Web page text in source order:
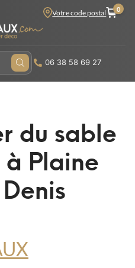
Votre code postal 0
06 38 58 69 27
du sable
Plaine